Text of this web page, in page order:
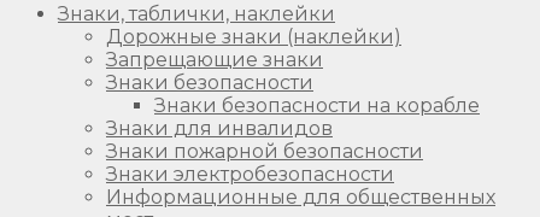
Знаки, таблички, наклейки
Дорожные знаки (наклейки)
Запрещающие знаки
Знаки безопасности
Знаки безопасности на корабле
Знаки для инвалидов
Знаки пожарной безопасности
Знаки электробезопасности
Информационные для общественных